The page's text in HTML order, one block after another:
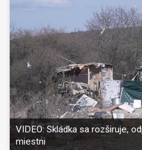
VIDEO: Skládka sa rozširuje,
miestni